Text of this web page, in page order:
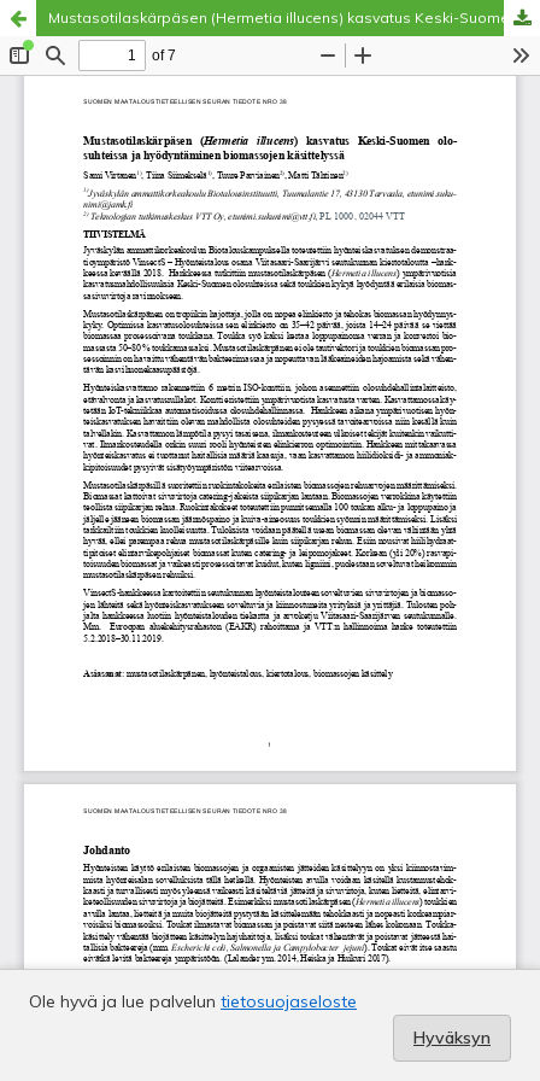
Mustasotilaskärpäsen (Hermetia illucens) kasvatus Keski-Suomen olosuhteissa ja hyödyntäminen biomassojen käsittelyssä
Ole hyvä ja lue palvelun tietosuojaseloste
Hyväksyn
Palvelua ylläpitääTieteellisten seurain valtuuskunta